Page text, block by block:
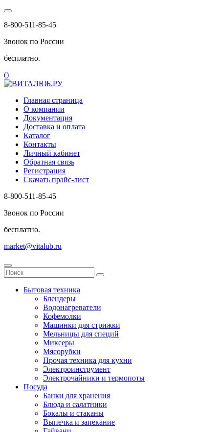
8-800-511-85-45
Звонок по России
бесплатно.
()
Главная страница
О компании
Документация
Доставка и оплата
Каталог
Контакты
Личный кабинет
Обратная связь
Регистрация
Скачать прайс-лист
8-800-511-85-45
Звонок по России
бесплатно.
market@vitalub.ru
Бытовая техника
Блендеры
Водонагреватели
Кофемолки
Машинки для стрижки
Мельницы для специй
Миксеры
Мясорубки
Прочая техника для кухни
Электроинструмент
Электрочайники и термопоты
Посуда
Банки для хранения
Блюда и салатники
Бокалы и стаканы
Выпечка и запекание